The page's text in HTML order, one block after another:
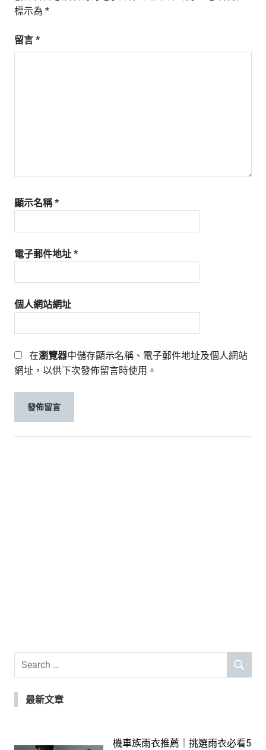
標示為 *
留言 *
顯示名稱*
電子郵件地址 *
個人網站網址
在瀏覽器中儲存顯示名稱、電子郵件地址及個人網站
網址，以供下次發佈留言時使用。
Search
SEARCH
最新文章
機車族雨衣推薦｜挑選雨衣必看5